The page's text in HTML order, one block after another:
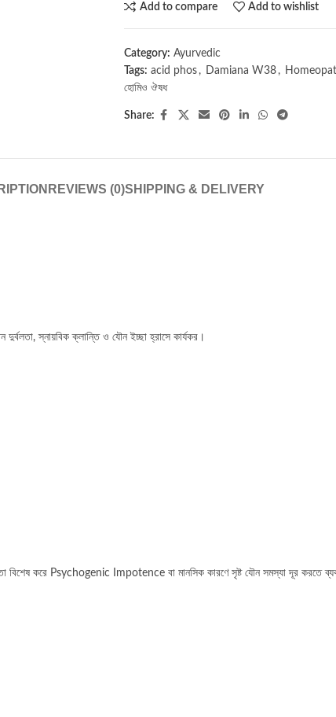
Add to compare Add to wishlist
Category: Ayurvedic
Tags: acid phos , Damiana W38 ,
হোমিও ঔষধ
Share:
REVIEWS (0)SHIPPING & DELIVERY
স্নায়বিক ক্লান্তি ও যৌন ইচ্ছা হ্রাসে কার্যকর।
বিশেষ করে Psychogenic Impotence বা মানসিক কারণে সৃষ্ট যৌন সমস্যা দূর